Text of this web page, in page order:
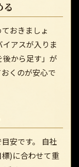
おきましょ
アスが入りま
から足す」が
くのが安心で
安です。 自社
)に合わせて重